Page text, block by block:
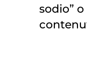
sodio”